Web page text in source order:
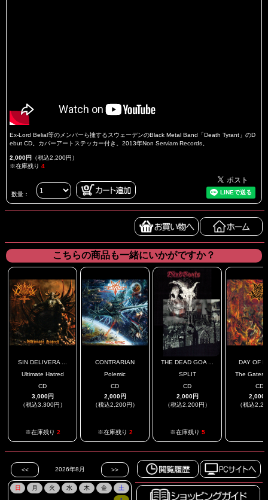
Ex-Lord Belial等のメンバーら擁するスウェーデンのBlack Metal Band「Death Tyrant」のD
ebut CD。カバーアートステッカー付き。2013年Non Serviam Records。
2,000円 （税込2,200円）
※在庫残り 4
数量：
こちらの商品も一緒にいかがですか？
SIN DELIVERA ...
Ultimate Hatred
CD
3,000円
（税込3,300円）
※在庫残り 2
CONTRARIAN
Polemic
CD
2,000円
（税込2,200円）
※在庫残り 2
THE DEAD GOA ...
SPLIT
CD
2,000円
（税込2,200円）
※在庫残り 5
DAY OF
The Gates
CD
2,000
（税込